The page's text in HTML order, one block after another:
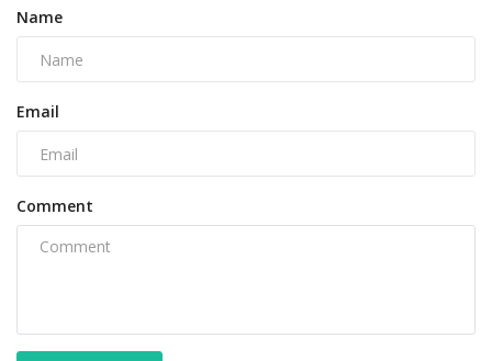
Name
Email
Comment